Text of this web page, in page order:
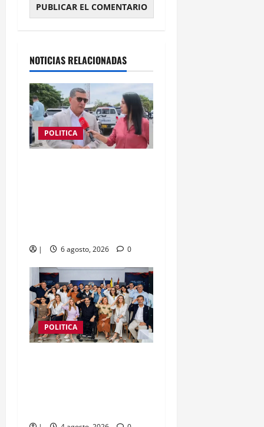
NOTICIAS RELACIONADAS
POLITICA
| 6 agosto, 2026 0
POLITICA